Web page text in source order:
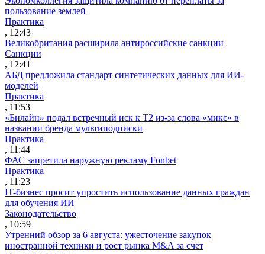
пользование землей
Практика
, 12:43
Великобритания расширила антироссийские санкции
Санкции
, 12:41
АБД предложила стандарт синтетических данных для ИИ-
моделей
Практика
, 11:53
«Билайн» подал встречный иск к Т2 из-за слова «микс» в
названии бренда мультиподписки
Практика
, 11:44
ФАС запретила наружную рекламу Fonbet
Практика
, 11:23
IT-бизнес просит упростить использование данных граждан
для обучения ИИ
Законодательство
, 10:59
Утренний обзор за 6 августа: ужесточение закупок
иностранной техники и рост рынка M&A за счет